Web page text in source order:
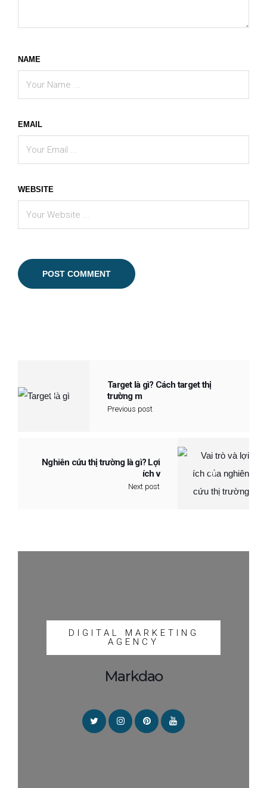
NAME
EMAIL
WEBSITE
Target là gì? Cách target thị
trường m
Previous post
Nghiên cứu thị trường là gì? Lợi
ích v
Next post
DIGITAL MARKETING
AGENCY
Markdao